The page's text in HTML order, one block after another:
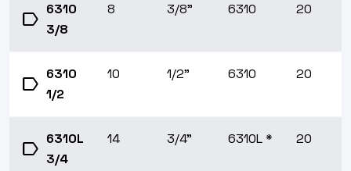
label 6310
3/8
8 3/8” 6310 20
label 6310
1/2
10 1/2” 6310 20
label 6310L
3/4
14 3/4” 6310L * 20